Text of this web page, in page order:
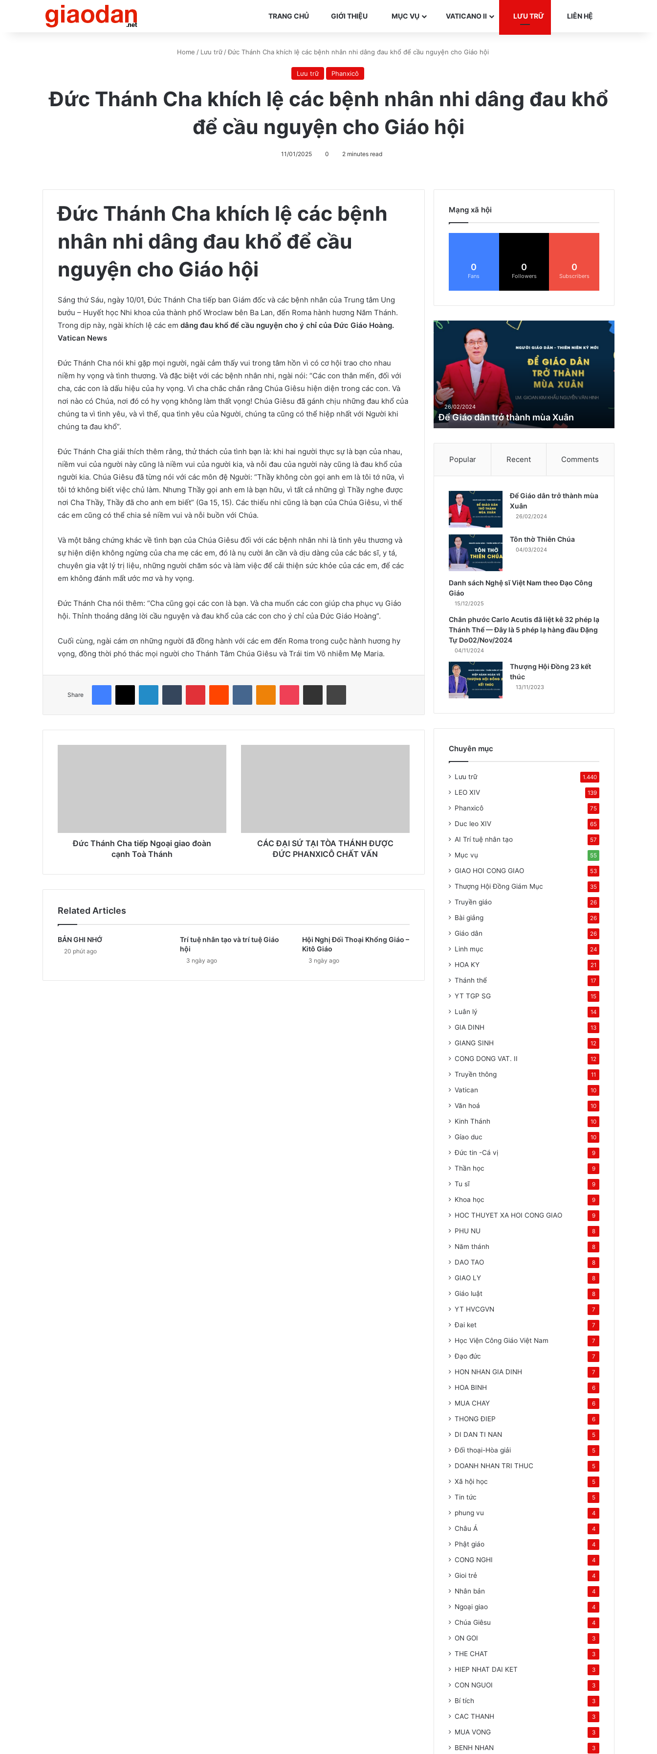
TRANG CHỦ GIỚI THIỆU MỤC VỤ VATICANO II LƯU TRỮ LIÊN HỆ
Home / Lưu trữ /Đức Thánh Cha khích lệ các bệnh nhân nhi dâng đau khổ để cầu nguyện cho Giáo hội
Lưu trữ Phanxicô
Đức Thánh Cha khích lệ các bệnh nhân nhi dâng đau khổ
để cầu nguyện cho Giáo hội
11/01/2025 0 2 minutes read
Đức Thánh Cha khích lệ các bệnh
nhân nhi dâng đau khổ để cầu
nguyện cho Giáo hội
Sáng thứ Sáu, ngày 10/01, Đức Thánh Cha tiếp ban Giám đốc và các bệnh nhân của Trung tâm Ung
bướu – Huyết học Nhi khoa của thành phố Wroclaw bên Ba Lan, đến Roma hành hương Năm Thánh.
Trong dịp này, ngài khích lệ các em dâng đau khổ để cầu nguyện cho ý chỉ của Đức Giáo Hoàng.
Vatican News
Đức Thánh Cha nói khi gặp mọi người, ngài cảm thấy vui trong tâm hồn vì có cơ hội trao cho nhau
niềm hy vọng và tình thương. Và đặc biệt với các bệnh nhân nhi, ngài nói: “Các con thân mến, đối với
cha, các con là dấu hiệu của hy vọng. Vì cha chắc chắn rằng Chúa Giêsu hiện diện trong các con. Và
nơi nào có Chúa, nơi đó có hy vọng không làm thất vọng! Chúa Giêsu đã gánh chịu những đau khổ của
chúng ta vì tình yêu, và vì thế, qua tình yêu của Người, chúng ta cũng có thể hiệp nhất với Người khi
chúng ta đau khổ”.
Đức Thánh Cha giải thích thêm rằng, thử thách của tình bạn là: khi hai người thực sự là bạn của nhau,
niềm vui của người này cũng là niềm vui của người kia, và nỗi đau của người này cũng là đau khổ của
người kia. Chúa Giêsu đã từng nói với các môn đệ Người: “Thầy không còn gọi anh em là tôi tớ nữa, vì
tôi tớ không biết việc chủ làm. Nhưng Thầy gọi anh em là bạn hữu, vì tất cả những gì Thầy nghe được
nơi Cha Thầy, Thầy đã cho anh em biết” (Ga 15, 15). Các thiếu nhi cũng là bạn của Chúa Giêsu, vì thế
các em cũng có thể chia sẻ niềm vui và nỗi buồn với Chúa.
Và một bằng chứng khác về tình bạn của Chúa Giêsu đối với các bệnh nhân nhi là tình yêu thương và
sự hiện diện không ngừng của cha mẹ các em, đó là nụ cười ân cần và dịu dàng của các bác sĩ, y tá,
chuyên gia vật lý trị liệu, những người chăm sóc và làm việc để cải thiện sức khỏe của các em, để các
em không đánh mất ước mơ và hy vọng.
Đức Thánh Cha nói thêm: “Cha cũng gọi các con là bạn. Và cha muốn các con giúp cha phục vụ Giáo
hội. Thỉnh thoảng dâng lời cầu nguyện và đau khổ của các con cho ý chỉ của Đức Giáo Hoàng”.
Cuối cùng, ngài cám ơn những người đã đồng hành với các em đến Roma trong cuộc hành hương hy
vọng, đồng thời phó thác mọi người cho Thánh Tâm Chúa Giêsu và Trái tim Vô nhiễm Mẹ Maria.
Share
Đức Thánh Cha tiếp Ngoại giao đoàn
cạnh Toà Thánh
CÁC ĐẠI SỨ TẠI TÒA THÁNH ĐƯỢC
ĐỨC PHANXICÔ CHẤT VẤN
Related Articles
BẢN GHI NHỚ
20 phút ago
Trí tuệ nhân tạo và trí tuệ Giáo
hội
3 ngày ago
Hội Nghị Đối Thoại Khổng Giáo –
Kitô Giáo
3 ngày ago
Mạng xã hội
0
Fans
0
Followers
0
Subscribers
Đ
ể
d
â
n
t
r
26/02/2024
Để Giáo dân trở thành mùa Xuân
Popular Recent Comments
Để Giáo dân trở thành mùa
Xuân
26/02/2024
Tôn thờ Thiên Chúa
04/03/2024
Danh sách Nghệ sĩ Việt Nam theo Đạo Công
Giáo
15/12/2025
Chân phước Carlo Acutis đã liệt kê 32 phép lạ
Thánh Thể — Đây là 5 phép lạ hàng đầu Đặng
Tự Do02/Nov/2024
04/11/2024
Thượng Hội Đồng 23 kết
thúc
13/11/2023
Chuyên mục
Lưu trữ 1.440
LEO XIV 139
Phanxicô 75
Duc leo XIV 65
AI Trí tuệ nhân tạo 57
Mục vụ 55
GIAO HOI CONG GIAO 53
Thượng Hội Đồng Giám Mục 35
Truyền giáo 26
Bài giảng 26
Giáo dân 26
Linh mục 24
HOA KY 21
Thánh thể 17
YT TGP SG 15
Luân lý 14
GIA DINH 13
GIANG SINH 12
CONG DONG VAT. II 12
Truyền thông 11
Vatican 10
Văn hoá 10
Kinh Thánh 10
Gíao duc 10
Đức tin -Cá vị 9
Thần học 9
Tu sĩ 9
Khoa học 9
HOC THUYET XA HOI CONG GIAO 9
PHU NU 8
Năm thánh 8
DAO TAO 8
GIAO LY 8
Giáo luật 8
YT HVCGVN 7
Đai ket 7
Học Viện Công Giáo Việt Nam 7
Đạo đức 7
HON NHAN GIA DINH 7
HOA BINH 6
MUA CHAY 6
THONG ĐIEP 6
DI DAN TI NAN 5
Đối thoại-Hòa giải 5
DOANH NHAN TRI THUC 5
Xã hội học 5
Tin tức 5
phung vu 4
Châu Á 4
Phật giáo 4
CONG NGHI 4
Gioi trẻ 4
Nhân bản 4
Ngoại giao 4
Chúa Giêsu 4
ON GOI 3
THE CHAT 3
HIEP NHAT DAI KET 3
CON NGUOI 3
Bí tích 3
CAC THANH 3
MUA VONG 3
BENH NHAN 3